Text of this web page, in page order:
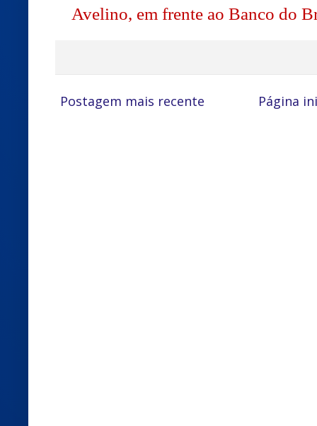
Avelino, em frente ao Banco do
Postagem mais recente Página